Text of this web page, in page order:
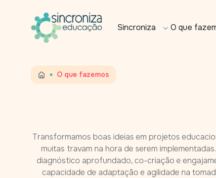
Sincroniza O que
• O que fazemos
Transformamos boas ideias em projetos
muitas travam na hora de serem
diagnóstico aprofundado, co-criação e
capacidade de adaptação e agilidade na